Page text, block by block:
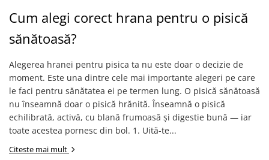
Cum alegi corect hrana pentru o pisică
sănătoasă?
Alegerea hranei pentru pisica ta nu este doar o decizie de
moment. Este una dintre cele mai importante alegeri pe care
le faci pentru sănătatea ei pe termen lung. O pisică sănătoasă
nu înseamnă doar o pisică hrănită. Înseamnă o pisică
echilibrată, activă, cu blană frumoasă și digestie bună — iar
toate acestea pornesc din bol. 1. Uită-te...
Citeste mai mult